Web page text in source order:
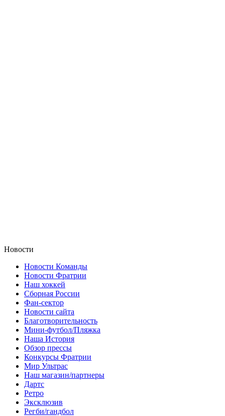
Новости
Новости Команды
Новости Фратрии
Наш хоккей
Сборная России
Фан-cектор
Новости сайта
Благотворительность
Мини-футбол/Пляжка
Наша История
Обзор прессы
Конкурсы Фратрии
Мир Ультрас
Наш магазин/партнеры
Дартс
Ретро
Эксклюзив
Регби/гандбол